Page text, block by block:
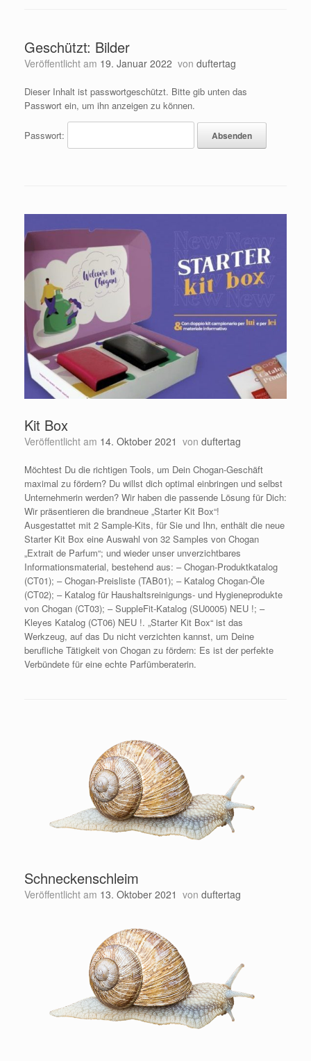
Geschützt: Bilder
Veröffentlicht am 19. Januar 2022 von duftertag
Dieser Inhalt ist passwortgeschützt. Bitte gib unten das
Passwort ein, um ihn anzeigen zu können.
Passwort:
Kit Box
Veröffentlicht am 14. Oktober 2021 von duftertag
Möchtest Du die richtigen Tools, um Dein Chogan-Geschäft
maximal zu fördern? Du willst dich optimal einbringen und selbst
Unternehmerin werden? Wir haben die passende Lösung für Dich:
Wir präsentieren die brandneue „Starter Kit Box“!
Ausgestattet mit 2 Sample-Kits, für Sie und Ihn, enthält die neue
Starter Kit Box eine Auswahl von 32 Samples von Chogan
„Extrait de Parfum“; und wieder unser unverzichtbares
Informationsmaterial, bestehend aus: – Chogan-Produktkatalog
(CT01); – Chogan-Preisliste (TAB01); – Katalog Chogan-Öle
(CT02); – Katalog für Haushaltsreinigungs- und Hygieneprodukte
von Chogan (CT03); – SuppleFit-Katalog (SU0005) NEU !; –
Kleyes Katalog (CT06) NEU !. „Starter Kit Box“ ist das
Werkzeug, auf das Du nicht verzichten kannst, um Deine
berufliche Tätigkeit von Chogan zu fördern: Es ist der perfekte
Verbündete für eine echte Parfümberaterin.
Schneckenschleim
Veröffentlicht am 13. Oktober 2021 von duftertag